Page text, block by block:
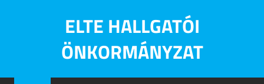
ELTE HALLGATÓI
ÖNKORMÁNYZAT